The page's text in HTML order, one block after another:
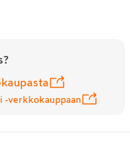
-verkkokauppaan